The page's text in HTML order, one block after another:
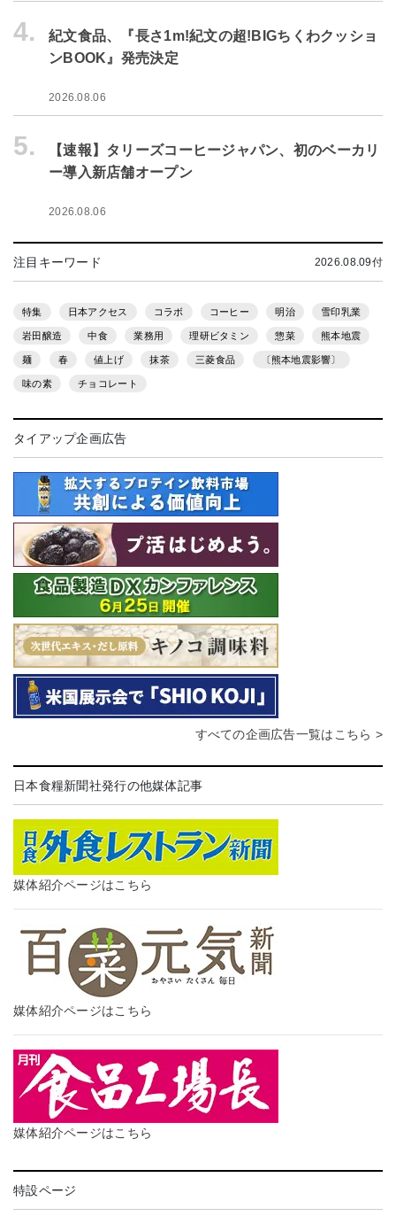
4.
紀文食品、『長さ1m!紀文の超!BIGちくわクッショ
ンBOOK』発売決定
2026.08.06
5.
【速報】タリーズコーヒージャパン、初のベーカリ
ー導入新店舗オープン
2026.08.06
注目キーワード 2026.08.09付
特集 日本アクセス コラボ コーヒー 明治 雪印乳業
岩田醸造 中食 業務用 理研ビタミン 惣菜 熊本地震
麺 春 値上げ 抹茶 三菱食品 〔熊本地震影響〕
味の素 チョコレート
タイアップ企画広告
すべての企画広告一覧はこちら >
日本食糧新聞社発行の他媒体記事
媒体紹介ページはこちら
媒体紹介ページはこちら
媒体紹介ページはこちら
特設ページ